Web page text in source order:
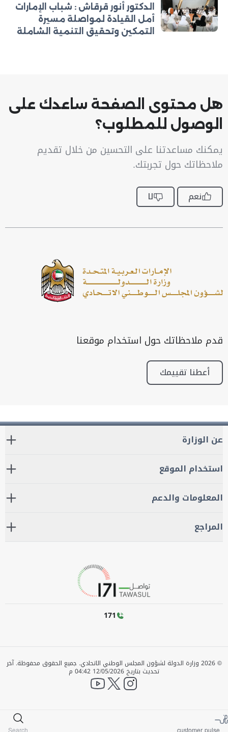
الدكتور أنور قرقاش : شباب الإمارات
أمل القيادة لمواصلة مسيرة
التمكين وتحقيق التنمية الشاملة
هل محتوى الصفحة ساعدك على
الوصول للمطلوب؟
يمكنك مساعدتنا على التحسين من خلال تقديم
ملاحظاتك حول تجربتك.
نعم لا
قدم ملاحظاتك حول استخدام موقعنا
أعطنا تقييمك
عن الوزارة
استخدام الموقع
المعلومات والدعم
المراجع
171
©
2026 وزارة الدولة لشؤون المجلس الوطني الاتحادي. جميع الحقوق محفوظة.آخر
تحديث بتاريخ 12/05/2026 04:42 م
instagram
twitter
YouTube